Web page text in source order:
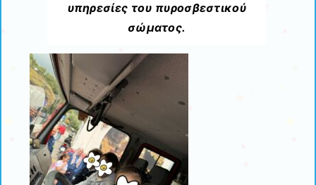
υπηρεσίες του πυροσβεστικού
σώματος.